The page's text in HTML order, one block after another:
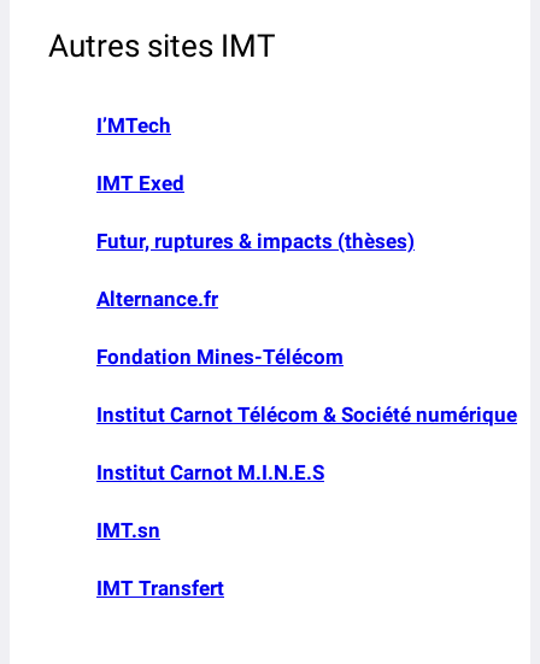
Autres sites IMT
I’MTech
IMT Exed
Futur, ruptures & impacts (thèses)
Alternance.fr
Fondation Mines-Télécom
Institut Carnot Télécom & Société numérique
Institut Carnot M.I.N.E.S
IMT.sn
IMT Transfert